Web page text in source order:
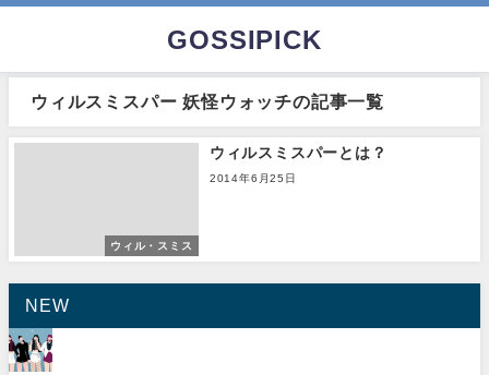
GOSSIPICK
ウィルスミスパー 妖怪ウォッチの記事一覧
ウィル・スミス
ウィルスミスパーとは？
2014年6月25日
NEW